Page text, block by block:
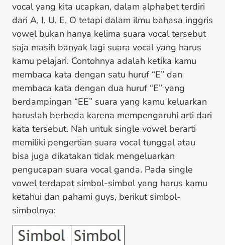
vocal yang kita ucapkan, dalam alphabet terdiri
dari A, I, U, E, O tetapi dalam ilmu bahasa inggris
vowel bukan hanya kelima suara vocal tersebut
saja masih banyak lagi suara vocal yang harus
kamu pelajari. Contohnya adalah ketika kamu
membaca kata dengan satu huruf “E” dan
membaca kata dengan dua huruf “E” yang
berdampingan “EE” suara yang kamu keluarkan
haruslah berbeda karena mempengaruhi arti dari
kata tersebut. Nah untuk single vowel berarti
memiliki pengertian suara vocal tunggal atau
bisa juga dikatakan tidak mengeluarkan
pengucapan suara vocal ganda. Pada single
vowel terdapat simbol-simbol yang harus kamu
ketahui dan pahami guys, berikut simbol-
simbolnya: